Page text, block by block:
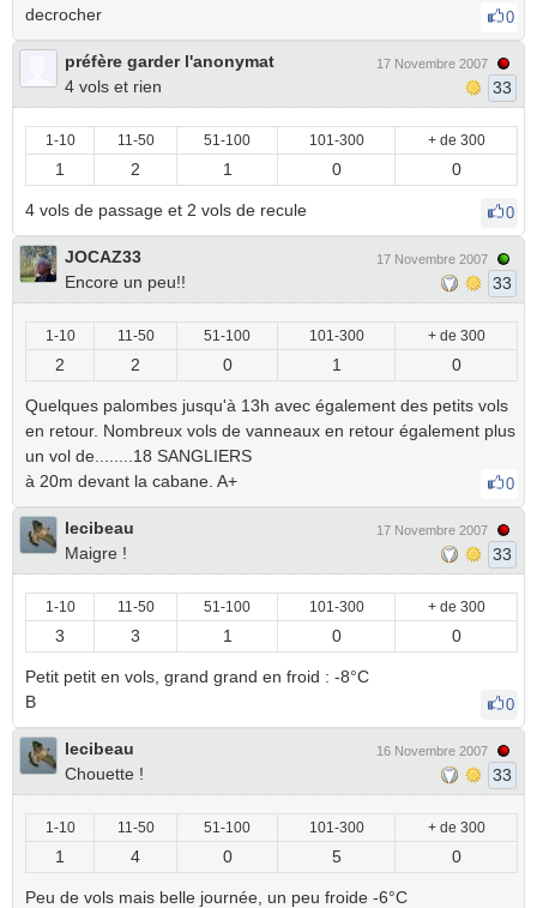
decrocher
0
préfère garder l'anonymat
4 vols et rien
17 Novembre 2007
33
1-10 11-50 51-100 101-300 + de 300
1 2 1 0 0
4 vols de passage et 2 vols de recule 0
JOCAZ33
Encore un peu!!
17 Novembre 2007
33
1-10 11-50 51-100 101-300 + de 300
2 2 0 1 0
Quelques palombes jusqu'à 13h avec également des petits vols
en retour. Nombreux vols de vanneaux en retour également plus
un vol de........18 SANGLIERS
à 20m devant la cabane. A+
0
lecibeau
Maigre !
17 Novembre 2007
33
1-10 11-50 51-100 101-300 + de 300
3 3 1 0 0
Petit petit en vols, grand grand en froid : -8°C
B
0
lecibeau
Chouette !
16 Novembre 2007
33
1-10 11-50 51-100 101-300 + de 300
1 4 0 5 0
Peu de vols mais belle journée, un peu froide -6°C